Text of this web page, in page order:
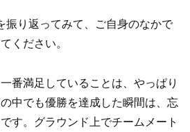
り返ってみて、ご自身のなかで
ください。
番満足していることは、やっぱり
中でも優勝を達成した瞬間は、忘
す。グラウンド上でチームメート